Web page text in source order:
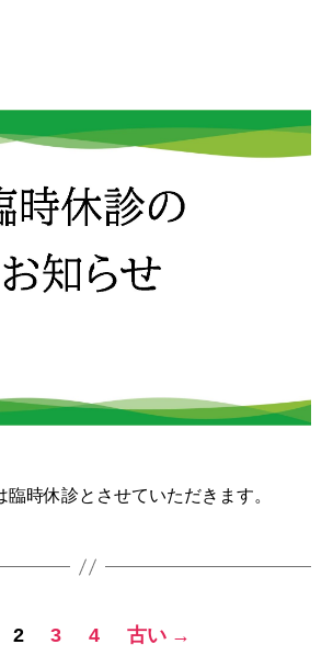
時休診とさせていただきます。
2 3 4 古い →